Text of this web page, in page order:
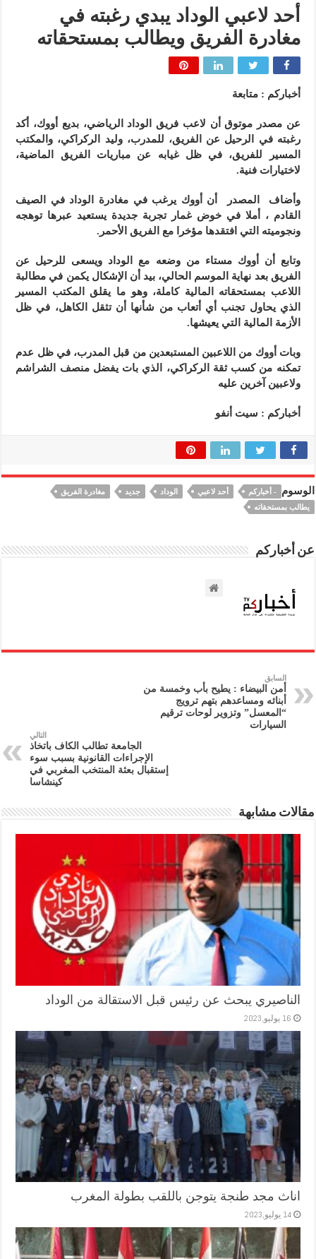
أحد لاعبي الوداد يبدي رغبته في
مغادرة الفريق ويطالب بمستحقاته
أخباركم : متابعة
عن مصدر موتوق أن لاعب فريق الوداد الرياضي، بديع أووك، أكد
رغبته في الرحيل عن الفريق، للمدرب، وليد الركراكي، والمكتب
المسير للفريق، في ظل غيابه عن مباريات الفريق الماضية،
لاختيارات فنية.
وأضاف المصدر أن أووك يرغب في مغادرة الوداد في الصيف
القادم ، أملا في خوض غمار تجربة جديدة يستعيد عبرها توهجه
ونجوميته التي افتقدها مؤخرا مع الفريق الأحمر.
وتابع أن أووك مستاء من وضعه مع الوداد ويسعى للرحيل عن
الفريق بعد نهاية الموسم الحالي، بيد أن الإشكال يكمن في مطالبة
اللاعب بمستحقاته المالية كاملة، وهو ما يقلق المكتب المسير
الذي يحاول تجنب أي أتعاب من شأنها أن تثقل الكاهل، في ظل
الأزمة المالية التي يعيشها.
وبات أووك من اللاعبين المستبعدين من قبل المدرب، في ظل عدم
تمكنه من كسب ثقة الركراكي، الذي بات يفضل منصف الشراشم
ولاعبين آخرين عليه
أخباركم : سيت أنفو
الوسوم - أخباركم أحد لاعبي الوداد جديد
مغادرة الفريق
يطالب بمستحقاته
عن أخباركم
السابق
أمن البيضاء : يطيح بأب وخمسة من
أبنائه ومساعدهم بتهم ترويج
“المعسل” وتزوير لوحات ترقيم
السيارات
التالي
الجامعة تطالب الكاف باتخاذ
الإجراءات القانونية بسبب سوء
إستقبال بعثة المنتخب المغربي في
كينشاسا
مقالات مشابهة
الناصيري يبحث عن رئيس قبل الاستقالة من الوداد
16 يوليو,2023
اناث مجد طنجة يتوجن باللقب بطولة المغرب
14 يوليو,2023